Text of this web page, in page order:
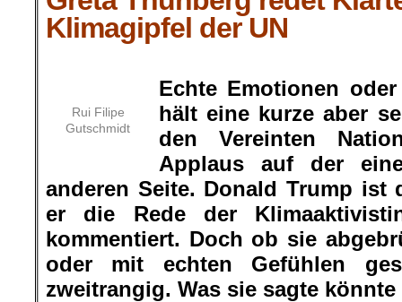
Klimagipfel der UN
Rui Filipe
Gutschmidt
Echte Emotionen
hält eine kurze aber
den Vereinten
Applaus auf der
anderen Seite. Donald Trump ist
er die Rede der
kommentiert. Doch ob sie
oder mit echten Gefühlen
zweitrangig. Was sie sagte